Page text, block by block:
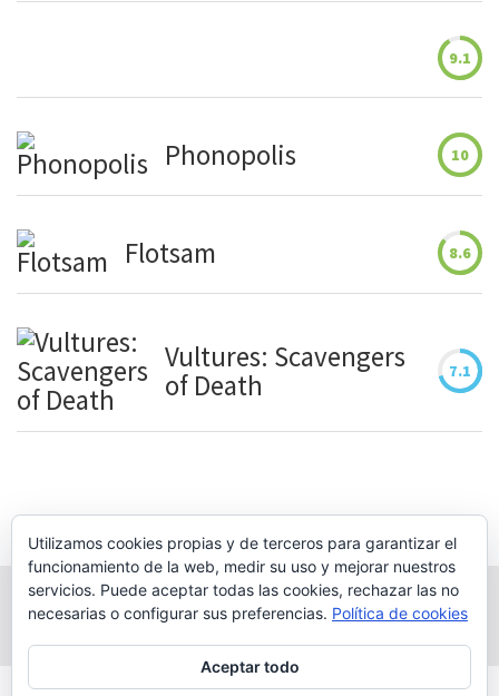
9.1
Phonopolis 10
Flotsam 8.6
Vultures: Scavengers
of Death
7.1
Utilizamos cookies propias y de terceros para garantizar el
funcionamiento de la web, medir su uso y mejorar nuestros
servicios. Puede aceptar todas las cookies, rechazar las no
necesarias o configurar sus preferencias. Política de cookies
Aceptar todo